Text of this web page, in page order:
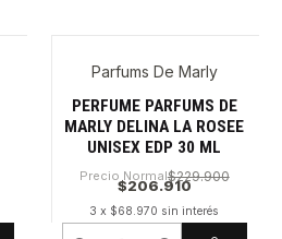
Parfums De Marly
PERFUME PARFUMS DE
MARLY DELINA LA ROSEE
UNISEX EDP 30 ML
Precio Normal$229.900
$206.910
3 x $68.970 sin interés